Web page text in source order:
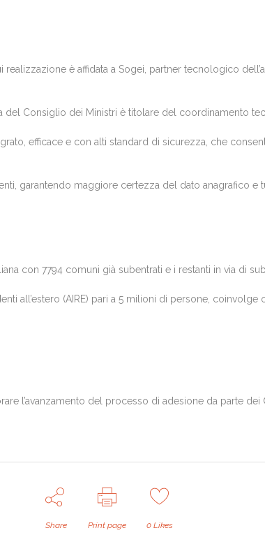
è affidata a Sogei, partner tecnologico
Consiglio dei Ministri è titolare del coordinamento
efficace e con alti standard di sicurezza, che
garantendo maggiore certezza del dato anagrafico e
con 7794 comuni già subentrati e i restanti in via di
all’estero (AIRE) pari a 5 milioni di persone,
l’avanzamento del processo di adesione da parte dei
Share Print page 0Likes